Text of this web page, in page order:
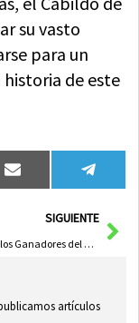
su vasto
para un
de este
Compartir
en
Email
en
SIGUIENTE
Felicidades a los Ganadores del Concurso de Dibujo «¿Cómo te imaginas el nuevo hospital universitario de Cuenca?»
artículos